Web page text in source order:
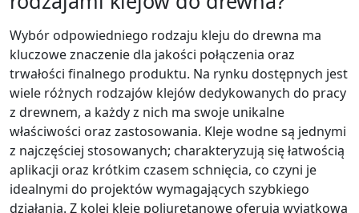
Wybór odpowiedniego rodzaju kleju do drewna ma
kluczowe znaczenie dla jakości połączenia oraz
trwałości finalnego produktu. Na rynku dostępnych jest
wiele różnych rodzajów klejów dedykowanych do pracy
z drewnem, a każdy z nich ma swoje unikalne
właściwości oraz zastosowania. Kleje wodne są jednymi
z najczęściej stosowanych; charakteryzują się łatwością
aplikacji oraz krótkim czasem schnięcia, co czyni je
idealnymi do projektów wymagających szybkiego
działania. Z kolei kleje poliuretanowe oferują wyjątkową